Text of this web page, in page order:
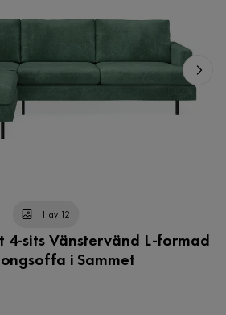
1 av 12
4-sits Vänstervänd L-formad
i Sammet